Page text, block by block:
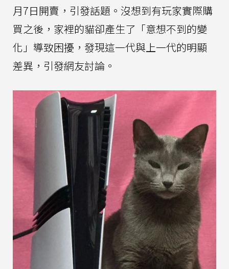
月7日開賣，引發話題。沒想到有玩家實際購
買之後，家裡的貓卻產生了「意想不到的變
化」導致困擾，發現這一代與上一代的明顯
差異，引發網友討論。